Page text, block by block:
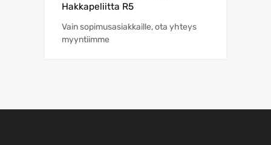
Hakkapeliitta R5
Vain sopimusasiakkaille, ota yhteys
myyntiimme